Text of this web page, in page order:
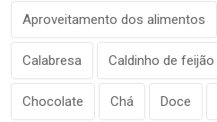
Aproveitamento dos alimentos
Calabresa Caldinho de feijão
Chocolate Chá Doce